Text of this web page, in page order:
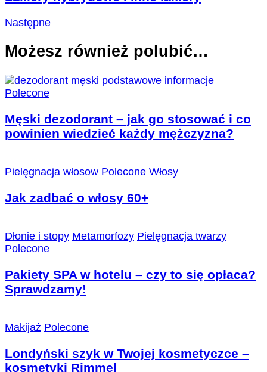
Następne
Możesz również polubić…
Polecone
Męski dezodorant – jak go stosować i co
powinien wiedzieć każdy mężczyzna?
Pielęgnacja włosow Polecone Włosy
Jak zadbać o włosy 60+
Dłonie i stopy Metamorfozy Pielęgnacja twarzy
Polecone
Pakiety SPA w hotelu – czy to się opłaca?
Sprawdzamy!
Makijaż Polecone
Londyński szyk w Twojej kosmetyczce –
kosmetyki Rimmel